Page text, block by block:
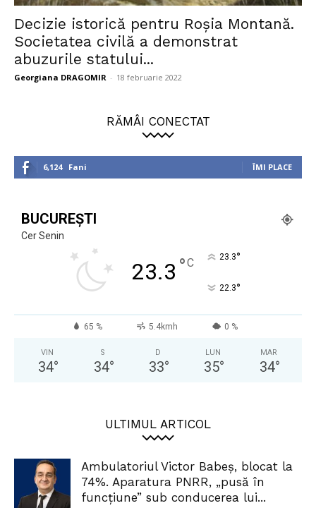
Decizie istorică pentru Roșia Montană.
Societatea civilă a demonstrat
abuzurile statului...
Georgiana DRAGOMIR - 18 februarie 2022
RĂMÂI CONECTAT
6,124 Fani ÎMI PLACE
BUCUREȘTI
Cer Senin
23.3 °C 23.3°
22.3°
65 % 5.4kmh 0 %
VIN
34°
S
34°
D
33°
LUN
35°
MAR
34°
ULTIMUL ARTICOL
Ambulatoriul Victor Babeș, blocat la
74%. Aparatura PNRR, „pusă în
funcțiune” sub conducerea lui...